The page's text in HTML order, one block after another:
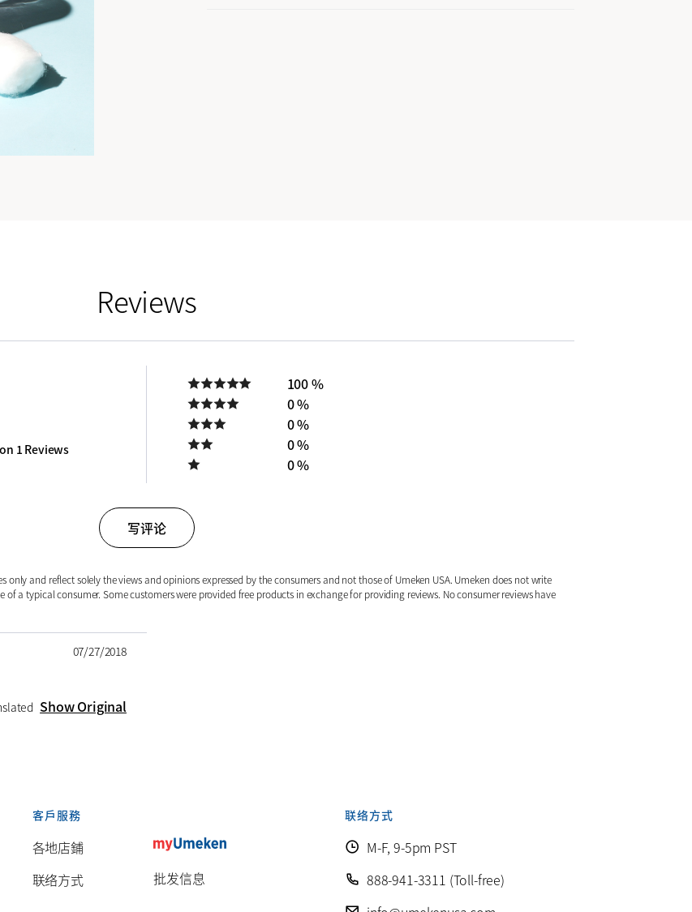
Reviews
1 Reviews
100 %
0 %
0 %
0 %
0 %
写评论
and reflect solely the views and opinions expressed by the consumers and not those of Umeken USA. Umeken does not write
a typical consumer. Some customers were provided free products in exchange for providing reviews. No consumer reviews have
07/27/2018
Show Original
客戶服務
各地店鋪
联络方式
批发信息
联络方式
M-F, 9-5pm PST
888-941-3311 (Toll-free)